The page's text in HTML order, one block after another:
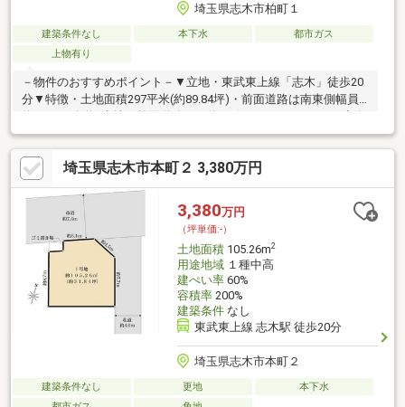
埼玉県志木市柏町１
建築条件なし 本下水
都市ガス
上物有り
－物件のおすすめポイント－▼立地・東武東上線「志木」徒歩20
分▼特徴・土地面積297平米(約89.84坪)・前面道路は南東側幅員
約9.5mの公道※本地は前面道路より約4m低くなっています・建築
条件付宅地販売ではありません・現況古家有、詳細はお問い合わ
せください▼周辺環境・志木の杜公園 徒歩2分(約160m)・ビバホ
ーム志木店 徒歩6分(約450m)・いなげや志木柏町店 徒歩5分(約
400m)・ローソンストア100志木本町店 徒歩6分(約440m)■ ご希望
の住まい探しをお手伝いします ━━━━━・・・物件の詳細・ご
相談はお気軽にお問い合わせください。
埼玉県志木市本町２ 3,380万円
3,380万円
（坪単価:-）
土地面積105.26m2
用途地域１種中高
建ぺい率60%
容積率200%
建築条件なし
東武東上線 志木駅 徒歩20分
埼玉県志木市本町２
建築条件なし 更地
本下水